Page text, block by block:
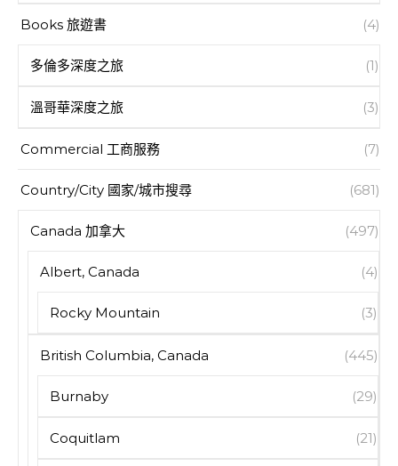
Books 旅遊書 (4)
多倫多深度之旅 (1)
溫哥華深度之旅 (3)
Commercial 工商服務 (7)
Country/City 國家/城市搜尋 (681)
Canada 加拿大 (497)
Albert, Canada (4)
Rocky Mountain (3)
British Columbia, Canada (445)
Burnaby (29)
Coquitlam (21)